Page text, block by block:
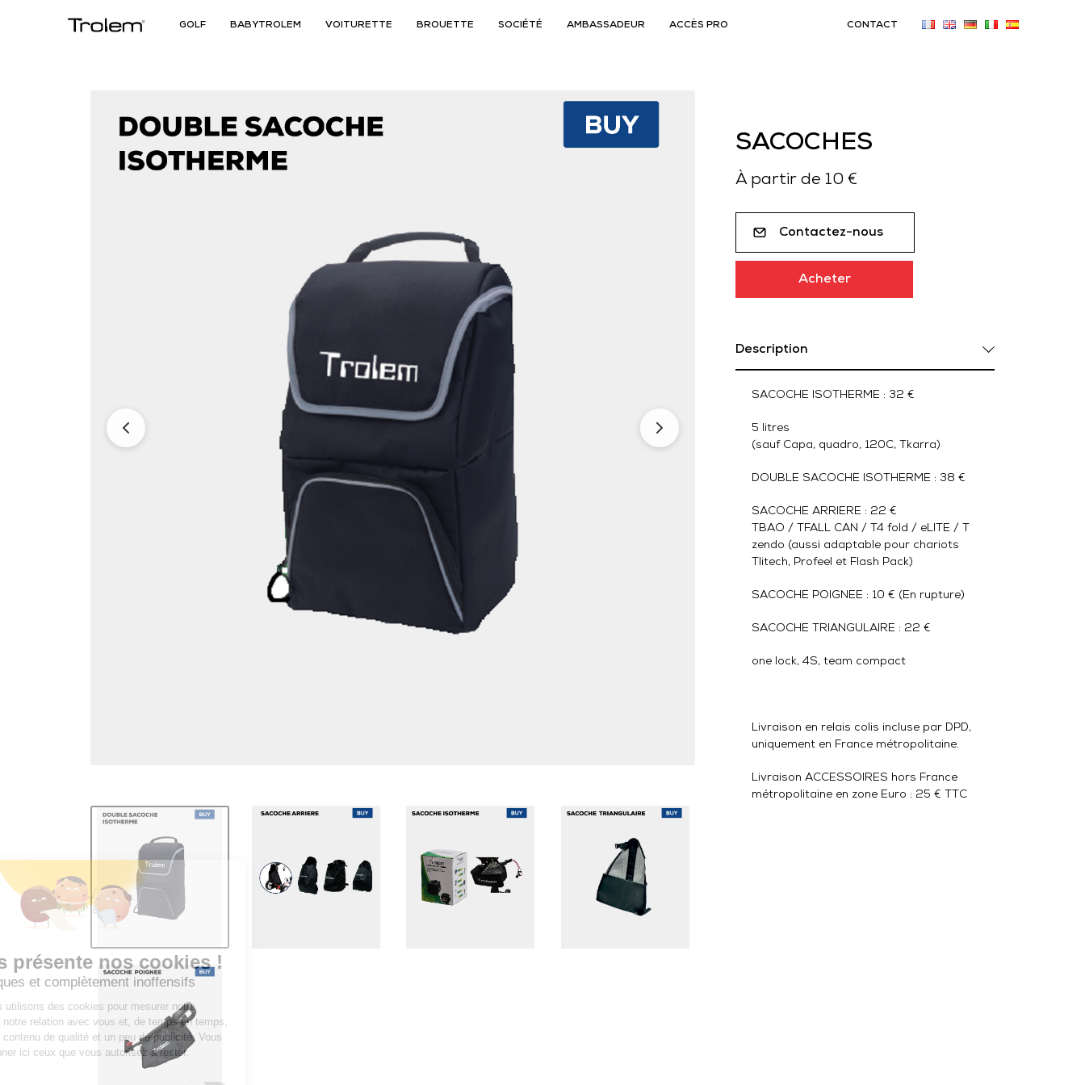
GOLF BABYTROLEM VOITURETTE BROUETTE SOCIÉTÉ AMBASSADEUR ACCÈS PRO CONTACT
SACOCHES
À partir de 10 €
Contactez-nous
Acheter
Description
SACOCHE ISOTHERME : 32 €
5 litres
(sauf Capa, quadro, 120C, Tkarra)
DOUBLE SACOCHE ISOTHERME : 38 €
SACOCHE ARRIERE : 22 €
TBAO / TFALL CAN / T4 fold / eLITE / T
zendo (aussi adaptable pour chariots
Tlitech, Profeel et Flash Pack)
SACOCHE POIGNEE : 10 € (En rupture)
SACOCHE TRIANGULAIRE : 22 €
one lock, 4S, team compact
Livraison en relais colis incluse par DPD,
uniquement en France métropolitaine.
Livraison ACCESSOIRES hors France
métropolitaine en zone Euro : 25 € TTC